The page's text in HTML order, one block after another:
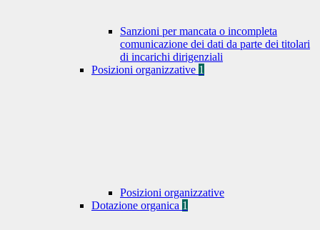
Sanzioni per mancata o incompleta
comunicazione dei dati da parte dei titolari
di incarichi dirigenziali
Posizioni organizzative 1
Posizioni organizzative
Dotazione organica 1